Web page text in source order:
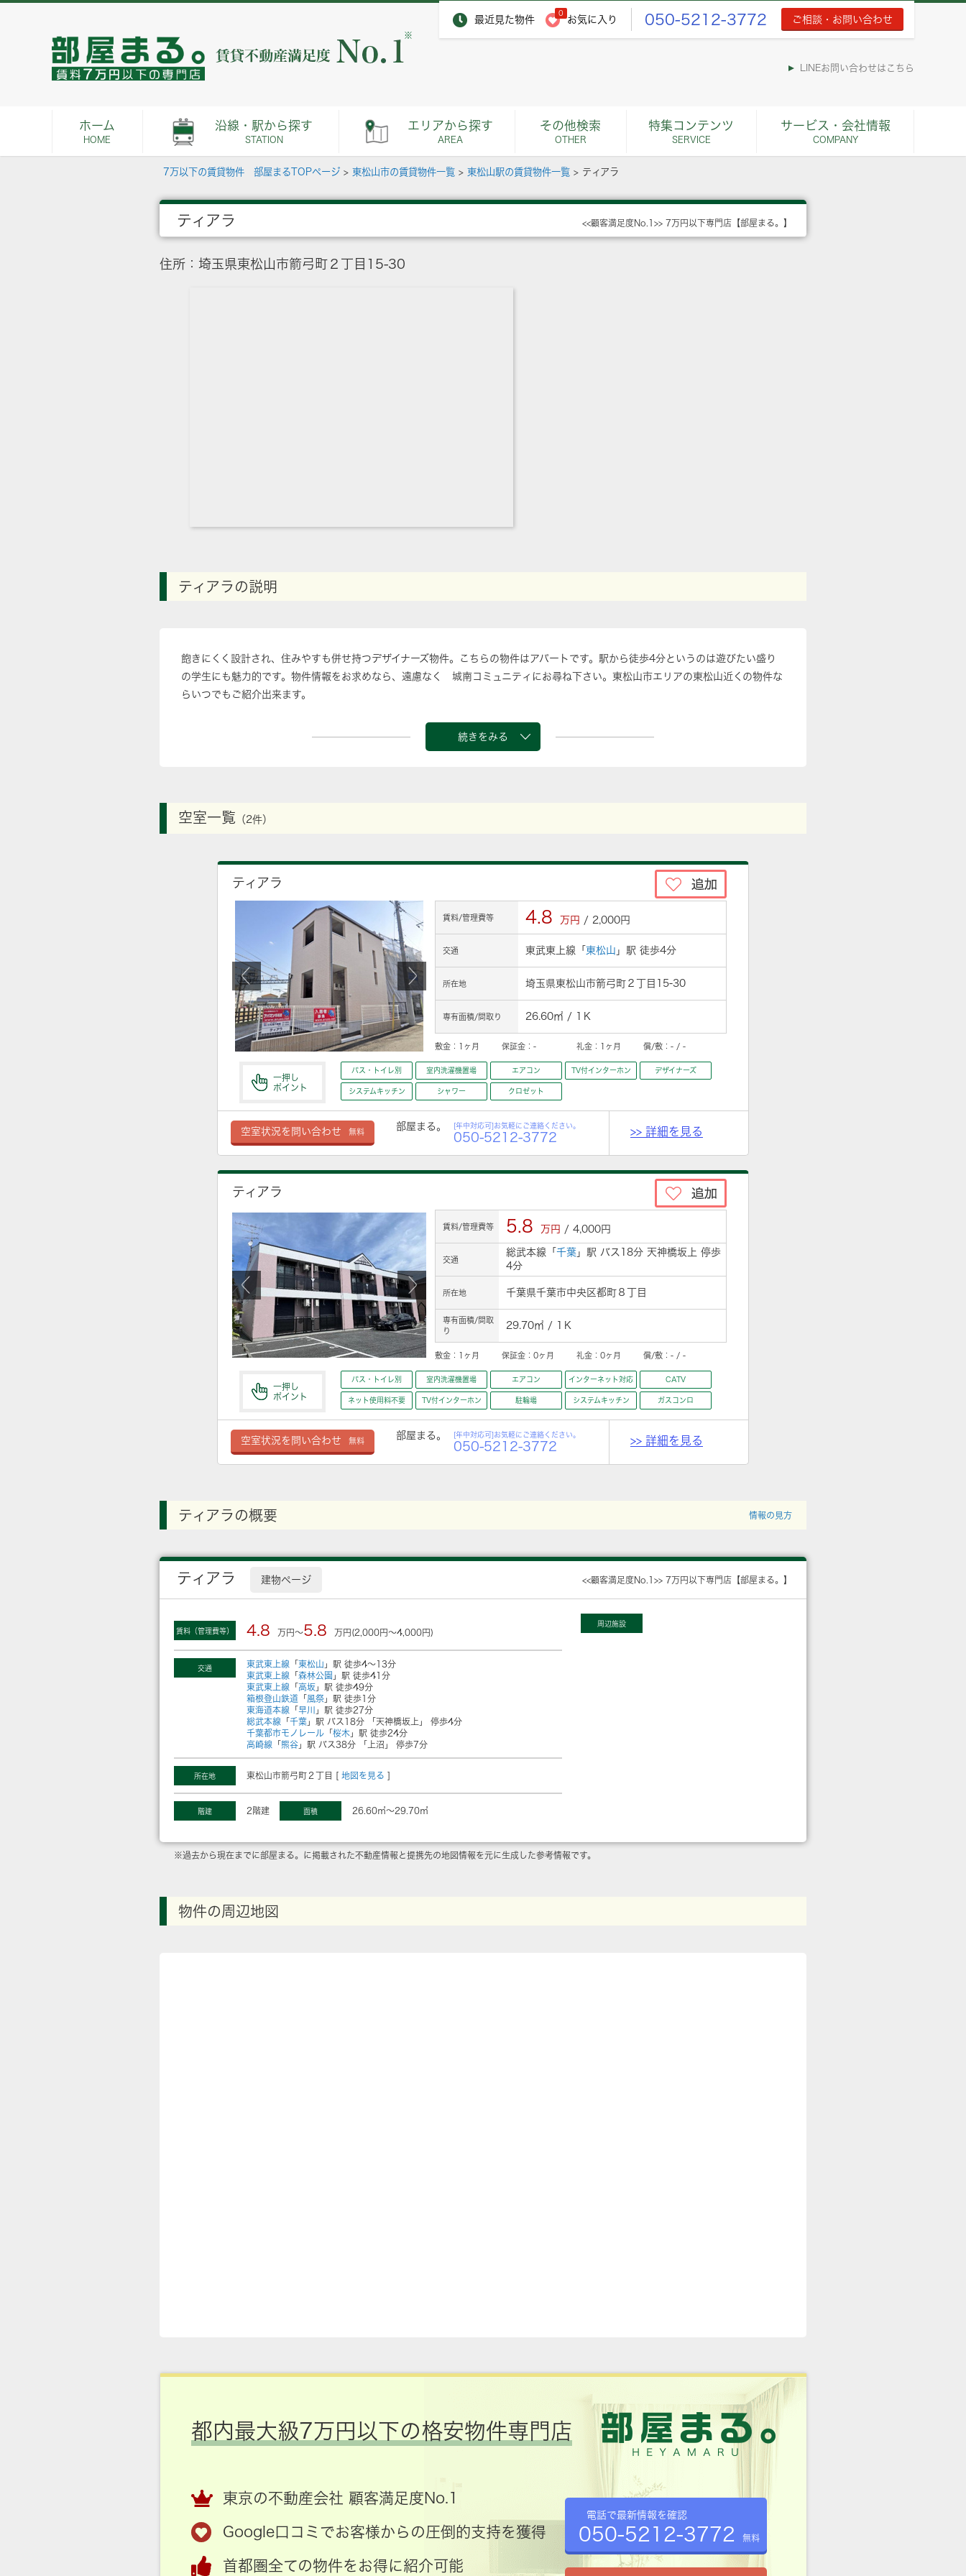
最近見た物件
0
お気に入り 050-5212-3772 ご相談・お問い合わせ
※
LINEお問い合わせはこちら
ホーム
HOME
沿線・駅から探す
STATION
エリアから探す
AREA
その他検索
OTHER
特集コンテンツ
SERVICE
サービス・会社情報
COMPANY
7万以下の賃貸物件 部屋まるTOPページ > 東松山市の賃貸物件一覧 > 東松山駅の賃貸物件一覧 > ティアラ
ティアラ <<顧客満足度No.1>> 7万円以下専門店【部屋まる。】
住所：埼玉県東松山市箭弓町２丁目15-30
ティアラの説明
飽きにくく設計され、住みやすも併せ持つデザイナーズ物件。こちらの物件はアパートです。駅から徒歩4分というのは遊びたい盛り
の学生にも魅力的です。物件情報をお求めなら、遠慮なく 城南コミュニティにお尋ね下さい。東松山市エリアの東松山近くの物件な
らいつでもご紹介出来ます。
続きをみる
空室一覧 （2件）
ティアラ
賃料/管理費等 4.8 万円 / 2,000円
交通 東武東上線「 東松山 」駅 徒歩4分
所在地 埼玉県東松山市箭弓町２丁目15-30
専有面積/間取り 26.60㎡ / 1Ｋ
敷金： 1ヶ月 保証金： - 礼金： 1ヶ月 償/敷： - / -
一押し
ポイント
バス・トイレ別 室内洗濯機置場 エアコン TV付インターホン デザイナーズ
システムキッチン シャワー クロゼット
空室状況を問い合わせ 無料
部屋まる。 [年中対応可]お気軽にご連絡ください。
050-5212-3772 >> 詳細を見る
ティアラ
賃料/管理費等 5.8 万円 / 4,000円
交通
総武本線「 千葉 」駅 バス18分 天神橋坂上 停歩
4分
所在地 千葉県千葉市中央区都町８丁目
専有面積/間取
り
29.70㎡ / 1Ｋ
敷金： 1ヶ月 保証金： 0ヶ月 礼金： 0ヶ月 償/敷： - / -
一押し
ポイント
バス・トイレ別 室内洗濯機置場 エアコン インターネット対応 CATV
ネット使用料不要 TV付インターホン 駐輪場 システムキッチン ガスコンロ
空室状況を問い合わせ 無料
部屋まる。 [年中対応可]お気軽にご連絡ください。
050-5212-3772 >> 詳細を見る
ティアラの概要 情報の見方
ティアラ 建物ページ <<顧客満足度No.1>> 7万円以下専門店【部屋まる。】
賃料（管理費等） 4.8 万円～5.8 万円(2,000円～4,000円)
交通 東武東上線 「 東松山 」駅 徒歩4～13分
東武東上線 「 森林公園 」駅 徒歩41分
東武東上線 「 高坂 」駅 徒歩49分
箱根登山鉄道 「 風祭 」駅 徒歩1分
東海道本線 「 早川
」駅 徒歩27分
総武本線 「 千葉 」駅 バス18分 「天神橋坂上」 停歩4分
千葉都市モノレール 「 桜木 」駅 徒歩24分
高崎線 「 熊谷 」駅 バス38分 「上沼」 停歩7分
所在地 東松山市箭弓町２丁目 [ 地図を見る ]
階建 2階建 面積 26.60㎡～29.70㎡
周辺施設
※過去から現在までに部屋まる。に掲載された不動産情報と提携先の地図情報を元に生成した参考情報です。
物件の周辺地図
都内最大級7万円以下の格安物件専門店
東京の不動産会社 顧客満足度No.1
Google口コミでお客様からの圧倒的支持を獲得
首都圏全ての物件をお得に紹介可能
電話で最新情報を確認
050-5212-3772 無料